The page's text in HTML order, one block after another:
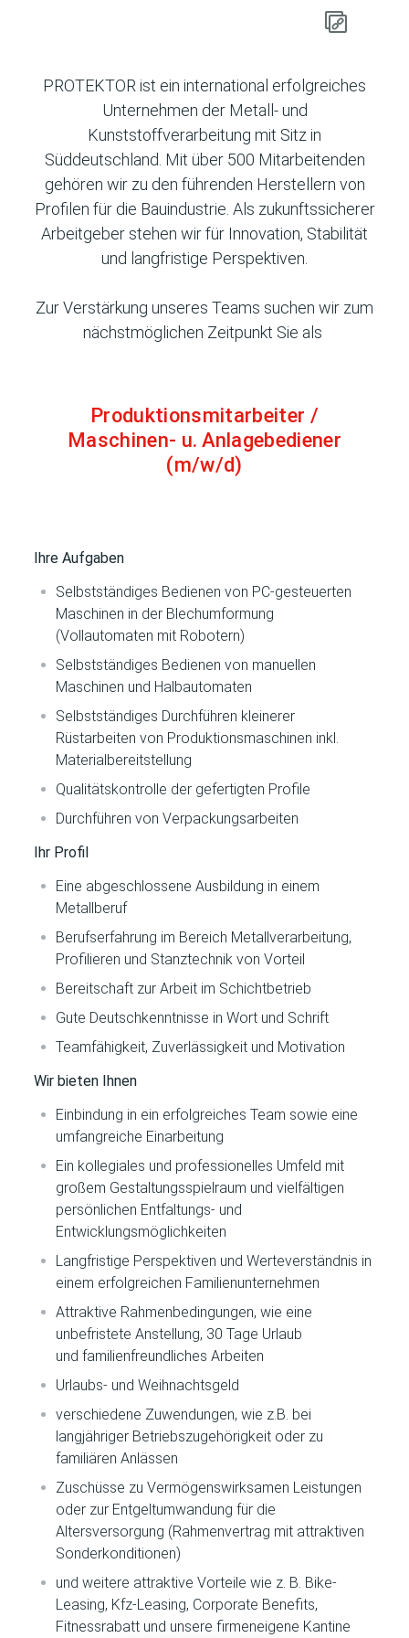
PROTEKTOR ist ein international erfolgreiches
Unternehmen der Metall- und
Kunststoffverarbeitung mit Sitz in
Süddeutschland. Mit über 500 Mitarbeitenden
gehören wir zu den führenden Herstellern von
Profilen für die Bauindustrie. Als zukunftssicherer
Arbeitgeber stehen wir für Innovation, Stabilität
und langfristige Perspektiven.
Zur Verstärkung unseres Teams suchen wir zum
nächstmöglichen Zeitpunkt Sie als
Produktionsmitarbeiter /
Maschinen- u. Anlagebediener
(m/w/d)
Ihre Aufgaben
Selbstständiges Bedienen von PC-gesteuerten
Maschinen in der Blechumformung
(Vollautomaten mit Robotern)
Selbstständiges Bedienen von manuellen
Maschinen und Halbautomaten
Selbstständiges Durchführen kleinerer
Rüstarbeiten von Produktionsmaschinen inkl.
Materialbereitstellung
Qualitätskontrolle der gefertigten Profile
Durchführen von Verpackungsarbeiten
Ihr Profil
Eine abgeschlossene Ausbildung in einem
Metallberuf
Berufserfahrung im Bereich Metallverarbeitung,
Profilieren und Stanztechnik von Vorteil
Bereitschaft zur Arbeit im Schichtbetrieb
Gute Deutschkenntnisse in Wort und Schrift
Teamfähigkeit, Zuverlässigkeit und Motivation
Wir bieten Ihnen
Einbindung in ein erfolgreiches Team sowie eine
umfangreiche Einarbeitung
Ein kollegiales und professionelles Umfeld mit
großem Gestaltungsspielraum und vielfältigen
persönlichen Entfaltungs- und
Entwicklungsmöglichkeiten
Langfristige Perspektiven und Werteverständnis in
einem erfolgreichen Familienunternehmen
Attraktive Rahmenbedingungen, wie eine
unbefristete Anstellung, 30 Tage Urlaub
und familienfreundliches Arbeiten
Urlaubs- und Weihnachtsgeld
verschiedene Zuwendungen, wie z.B. bei
langjähriger Betriebszugehörigkeit oder zu
familiären Anlässen
Zuschüsse zu Vermögenswirksamen Leistungen
oder zur Entgeltumwandung für die
Altersversorgung (Rahmenvertrag mit attraktiven
Sonderkonditionen)
und weitere attraktive Vorteile wie z. B. Bike-
Leasing, Kfz-Leasing, Corporate Benefits,
Fitnessrabatt und unsere firmeneigene Kantine